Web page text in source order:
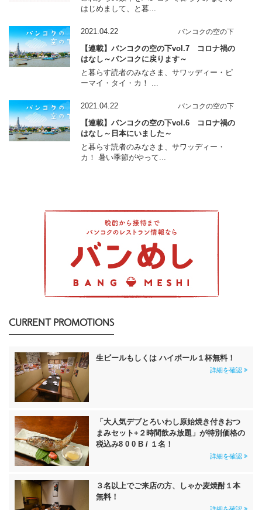
はじめまして、と暮...
2021.04.22 バンコクの空の下
【連載】バンコクの空の下vol.7 コロナ禍の
はなし～バンコクに戻ります～
と暮らす読者のみなさま、サワッディー・ピ
ーマイ・タイ・カ！ ...
2021.04.22 バンコクの空の下
【連載】バンコクの空の下vol.6 コロナ禍の
はなし～日本にいました～
と暮らす読者のみなさま、サワッディー・
カ！ 暑い季節がやって...
CURRENT PROMOTIONS
生ビールもしくは ハイボール１杯無料！
詳細を確認
「大人気デブとろいわし原始焼き付きおつ
まみセット+２時間飲み放題」が特別価格の
税込み8 0 0 B / １名！
詳細を確認
３名以上でご来店の方、しゃか麦焼酎１本
無料！